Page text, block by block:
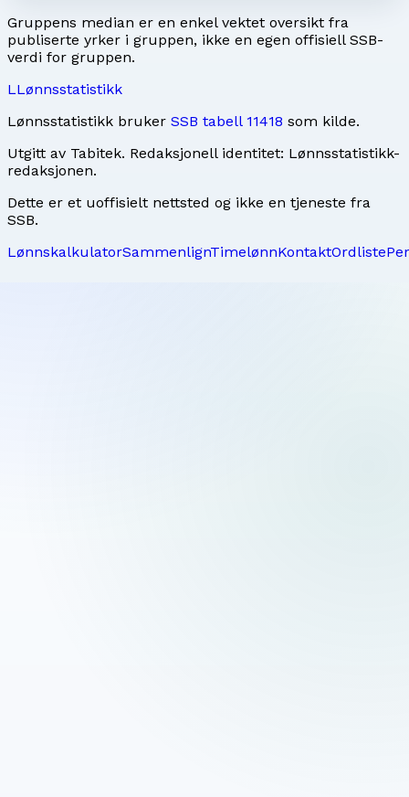
Gruppens median er en enkel vektet oversikt fra
publiserte yrker i gruppen, ikke en egen offisiell SSB-
verdi for gruppen.
LLønnsstatistikk
Lønnsstatistikk bruker SSB tabell 11418 som kilde.
Utgitt av Tabitek. Redaksjonell identitet: Lønnsstatistikk-
redaksjonen.
Dette er et uoffisielt nettsted og ikke en tjeneste fra
SSB.
LønnskalkulatorSammenlignTimelønnKontaktOrdliste